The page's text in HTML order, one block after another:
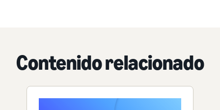
Contenido relacionado